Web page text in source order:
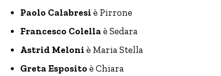
Paolo Calabresi è Pirrone
Francesco Colella è Sedara
Astrid Meloni è Maria Stella
Greta Esposito è Chiara